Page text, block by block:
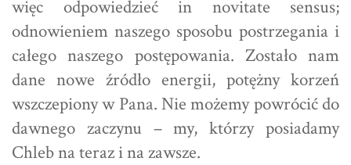
więc odpowiedzieć in novitate sensus;
odnowieniem naszego sposobu postrzegania i
całego naszego postępowania. Zostało nam
dane nowe źródło energii, potężny korzeń
wszczepiony w Pana. Nie możemy powrócić do
dawnego zaczynu – my, którzy posiadamy
Chleb na teraz i na zawsze.